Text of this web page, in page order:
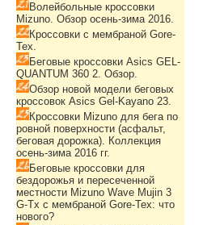
Волейбольные кроссовки
Mizuno. Обзор осень-зима 2016.
Кроссовки с мембраной Gore-
Tex.
Беговые кроссовки Asics GEL-
QUANTUM 360 2. Обзор.
Обзор новой модели беговых
кроссовок Asics Gel-Kayano 23.
Кроссовки Mizuno для бега по
ровной поверхности (асфальт,
беговая дорожка). Коллекция
осень-зима 2016 гг.
Беговые кроссовки для
бездорожья и пересеченной
местности Mizuno Wave Mujin 3
G-Tx с мембраной Gore-Tex: что
нового?